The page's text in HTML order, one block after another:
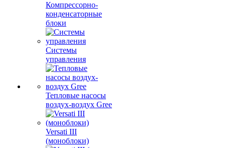
Компрессорно-
конденсаторные
блоки
Системы
управления
Тепловые насосы
воздух-воздух Gree
Versati III
(моноблоки)